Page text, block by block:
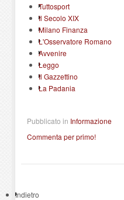
Tuttosport
Il Secolo XIX
Milano Finanza
L'Osservatore Romano
Avvenire
Leggo
Il Gazzettino
La Padania
Pubblicato in Informazione
Commenta per primo!
Indietro